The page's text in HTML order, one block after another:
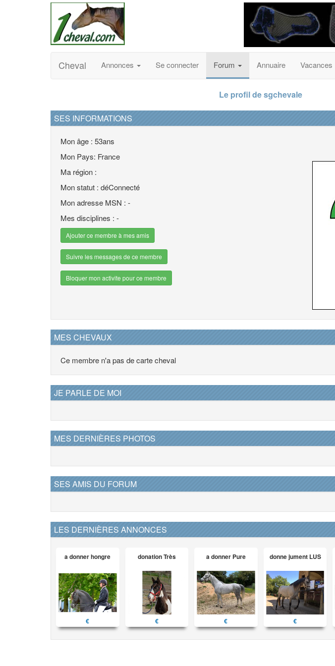
Cheval Annonces Se connecter Forum Annuaire Vacances
Le profil de sgchevale
SES INFORMATIONS
Mon âge : 53ans
Mon Pays: France
Ma région :
Mon statut : déConnecté
Mon adresse MSN : -
Mes disciplines : -
Ajouter ce membre à mes amis
Suivre les messages de ce membre
Bloquer mon activite pour ce membre
MES CHEVAUX
Ce membre n'a pas de carte cheval
JE PARLE DE MOI
MES DERNIÈRES PHOTOS
SES AMIS DU FORUM
LES DERNIÈRES ANNONCES
a donner hongre
€
donation Très
€
a donner Pure
€
donne jument LUS
€